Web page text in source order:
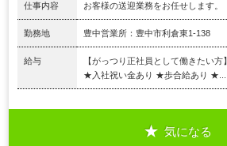
仕事内容 お客様の送迎業務をお任せします。
勤務地 豊中営業所：豊中市利倉東1-138
給与
【がっつり正社員として働きたい
★入社祝い金あり ★歩合給あり ★...
気になる